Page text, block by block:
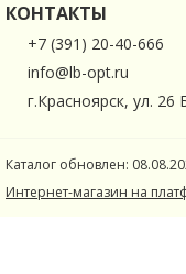
КОНТАКТЫ
+7 (391) 20-40-666
info@lb-opt.ru
г.Красноярск, ул. 26
Каталог обновлен:
Интернет-магазин на